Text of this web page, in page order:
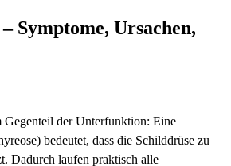
Symptome, Ursachen,
der Unterfunktion: Eine
bedeutet, dass die Schilddrüse zu
Dadurch laufen praktisch alle